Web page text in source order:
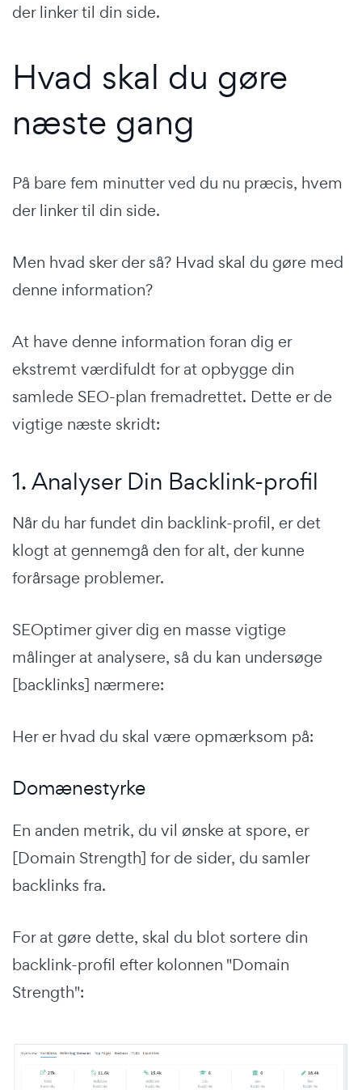
der linker til din side.
Hvad skal du gøre
næste gang
På bare fem minutter ved du nu præcis, hvem
der linker til din side.
Men hvad sker der så? Hvad skal du gøre med
denne information?
At have denne information foran dig er
ekstremt værdifuldt for at opbygge din
samlede SEO-plan fremadrettet. Dette er de
vigtige næste skridt:
1. Analyser Din Backlink-profil
Når du har fundet din backlink-profil, er det
klogt at gennemgå den for alt, der kunne
forårsage problemer.
SEOptimer giver dig en masse vigtige
målinger at analysere, så du kan undersøge
[backlinks] nærmere:
Her er hvad du skal være opmærksom på:
Domænestyrke
En anden metrik, du vil ønske at spore, er
[Domain Strength] for de sider, du samler
backlinks fra.
For at gøre dette, skal du blot sortere din
backlink-profil efter kolonnen "Domain
Strength":